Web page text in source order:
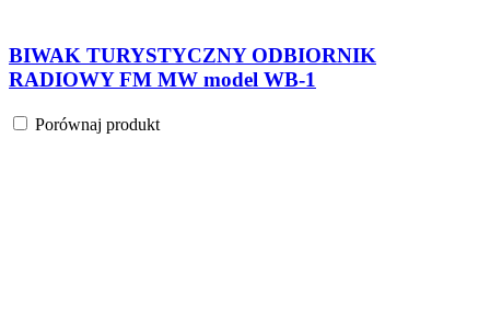
BIWAK TURYSTYCZNY ODBIORNIK
RADIOWY FM MW model WB-1
Porównaj produkt